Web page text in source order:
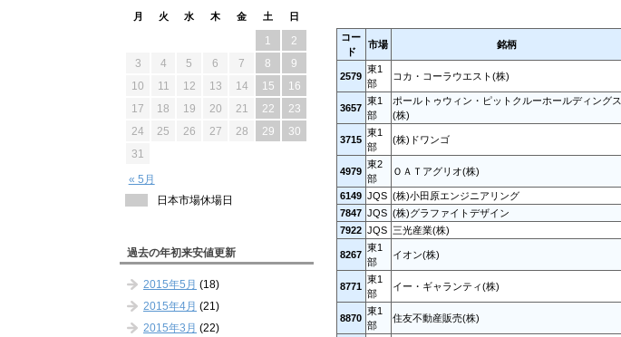
コー
ド
市場 銘柄
2579
東1
部
コカ・コーラウエスト(株)
3657
東1
部
ポールトゥウィン・ピットクルーホールディングス
(株)
3715
東1
部
(株)ドワンゴ
4979
東2
部
ＯＡＴアグリオ(株)
6149 JQS (株)小田原エンジニアリング
7847 JQS (株)グラファイトデザイン
7922 JQS 三光産業(株)
8267
東1
部
イオン(株)
8771
東1
部
イー・ギャランティ(株)
8870
東1
部
住友不動産販売(株)
月 火 水 木 金 土 日
« 5月
1
2
3
4 5 6 7 8
9
10
11 12 13 14 15
16
17
18 19 20 21 22
23
24
25 26 27 28 29
30
31
日本市場休場日
過去の年初来安値更新
2015年5月 (18)
2015年4月 (21)
2015年3月 (22)